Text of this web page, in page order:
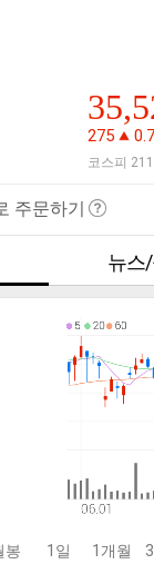
275
코스피
주문하기
뉴스
봉 1일 1개월